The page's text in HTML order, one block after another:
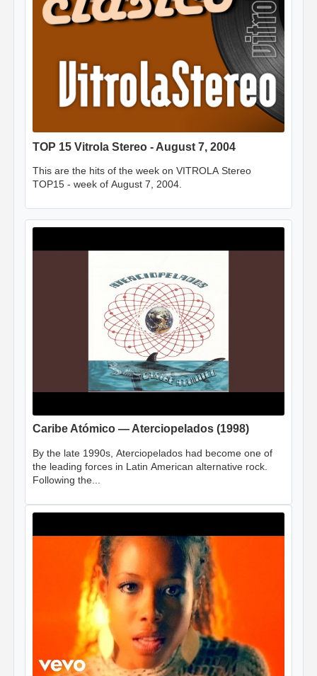
TOP 15 Vitrola Stereo - August 7, 2004
This are the hits of the week on VITROLA Stereo
TOP15 - week of August 7, 2004.
Caribe Atómico — Aterciopelados (1998)
By the late 1990s, Aterciopelados had become one of
the leading forces in Latin American alternative rock.
Following the...